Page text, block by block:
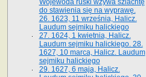
Wojewoda ruski wzywa szlachtę
do stawienia się na wyprawę.
26. 1623, 11 września, Halicz.
Laudum sejmiku halickiego
27. 1624, 1 kwietnia, Halicz.
Laudum sejmiku halickiego. 28.
1627, 10 marca, Halicz. Laudum
sejmiku halickiego
29. 1627, 6 maja, Halicz.